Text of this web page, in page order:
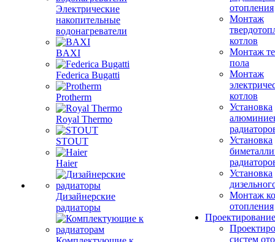
Электрические
накопительные
водонагреватели
BAXI
Federica Bugatti
Protherm
Royal Thermo
STOUT
Haier
Дизайнерские
радиаторы
отопления
Монтаж
котлов
Монтаж
пола
Монтаж
котлов
Установка
Установка
Установка
Монтаж
отопления
Проектирование
систем